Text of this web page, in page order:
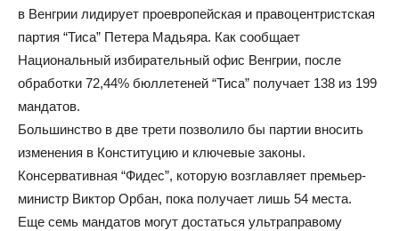
в Венгрии лидирует проевропейская и правоцентристская
партия “Тиса” Петера Мадьяра. Как сообщает
Национальный избирательный офис Венгрии, после
обработки 72,44% бюллетеней “Тиса” получает 138 из 199
мандатов.
Большинство в две трети позволило бы партии вносить
изменения в Конституцию и ключевые законы.
Консервативная “Фидес”, которую возглавляет премьер-
министр Виктор Орбан, пока получает лишь 54 места.
Еще семь мандатов могут достаться ультраправому